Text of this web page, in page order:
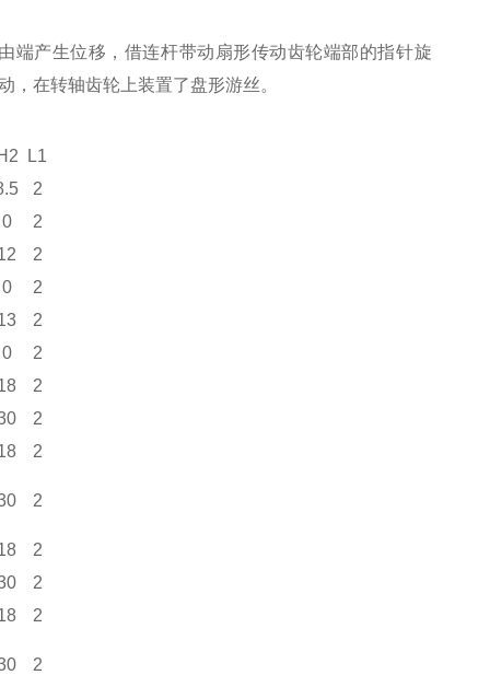
端产生位移，借连杆带动扇形传动齿轮端部的指针旋
在转轴齿轮上装置了盘形游丝。
L1
2
0
2
2
0
2
2
0
2
2
2
2
2
2
2
2
2